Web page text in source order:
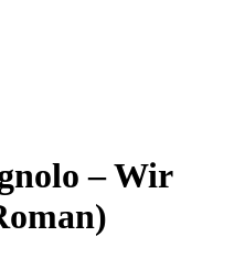
– Wir